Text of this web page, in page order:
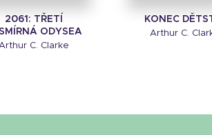
2061: TŘETÍ
ODYSEA
C. Clarke
KONEC
Arthur C.